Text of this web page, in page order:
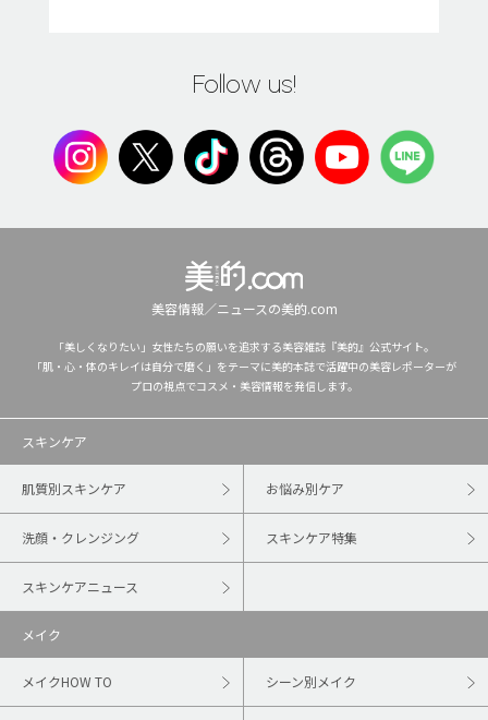
Follow us!
美容情報／ニュースの美的.com
「美しくなりたい」女性たちの願いを追求する美容雑誌『美的』公式サイト。
「肌・心・体のキレイは自分で磨く」をテーマに美的本誌で活躍中の美容レポーターが
プロの視点でコスメ・美容情報を発信します。
スキンケア
肌質別スキンケア お悩み別ケア
洗顔・クレンジング スキンケア特集
スキンケアニュース
メイク
メイクHOW TO シーン別メイク